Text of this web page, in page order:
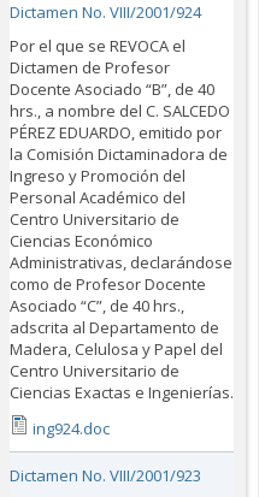
Dictamen No. VIII/2001/924
Por el que se REVOCA el
Dictamen de Profesor
Docente Asociado “B”, de 40
hrs., a nombre del C. SALCEDO
PÉREZ EDUARDO, emitido por
la Comisión Dictaminadora de
Ingreso y Promoción del
Personal Académico del
Centro Universitario de
Ciencias Económico
Administrativas, declarándose
como de Profesor Docente
Asociado “C”, de 40 hrs.,
adscrita al Departamento de
Madera, Celulosa y Papel del
Centro Universitario de
Ciencias Exactas e Ingenierías.
ing924.doc
Dictamen No. VIII/2001/923